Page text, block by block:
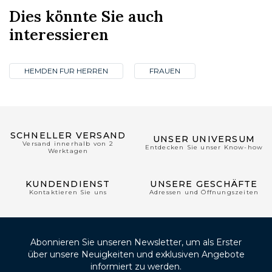
Dies könnte Sie auch
interessieren
HEMDEN FUR HERREN FRAUEN
SCHNELLER VERSAND
Versand innerhalb von 2
Werktagen
UNSER UNIVERSUM
Entdecken Sie unser Know-how
KUNDENDIENST
Kontaktieren Sie uns
UNSERE GESCHÄFTE
Adressen und Öffnungszeiten
Abonnieren Sie unseren Newsletter, um als Erster
über unsere Neuigkeiten und exklusiven Angebote
informiert zu werden.